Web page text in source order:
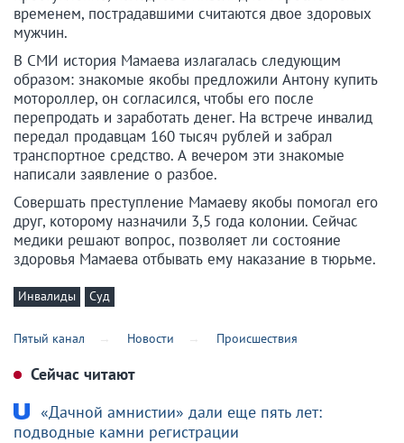
временем, пострадавшими считаются двое здоровых
мужчин.
В СМИ история Мамаева излагалась следующим
образом: знакомые якобы предложили Антону купить
мотороллер, он согласился, чтобы его после
перепродать и заработать денег. На встрече инвалид
передал продавцам 160 тысяч рублей и забрал
транспортное средство. А вечером эти знакомые
написали заявление о разбое.
Совершать преступление Мамаеву якобы помогал его
друг, которому назначили 3,5 года колонии. Сейчас
медики решают вопрос, позволяет ли состояние
здоровья Мамаева отбывать ему наказание в тюрьме.
Инвалиды Суд
Пятый канал Новости Происшествия
Сейчас читают
«Дачной амнистии» дали еще пять лет:
подводные камни регистрации